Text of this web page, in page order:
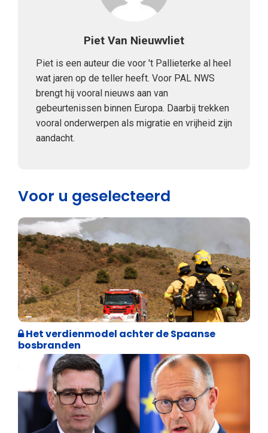
Piet Van Nieuwvliet
Piet is een auteur die voor 't Pallieterke al heel
wat jaren op de teller heeft. Voor PAL NWS
brengt hij vooral nieuws aan van
gebeurtenissen binnen Europa. Daarbij trekken
vooral onderwerpen als migratie en vrijheid zijn
aandacht.
Voor u geselecteerd
Internationale politiek
Het verdienmodel achter de Spaanse
bosbranden